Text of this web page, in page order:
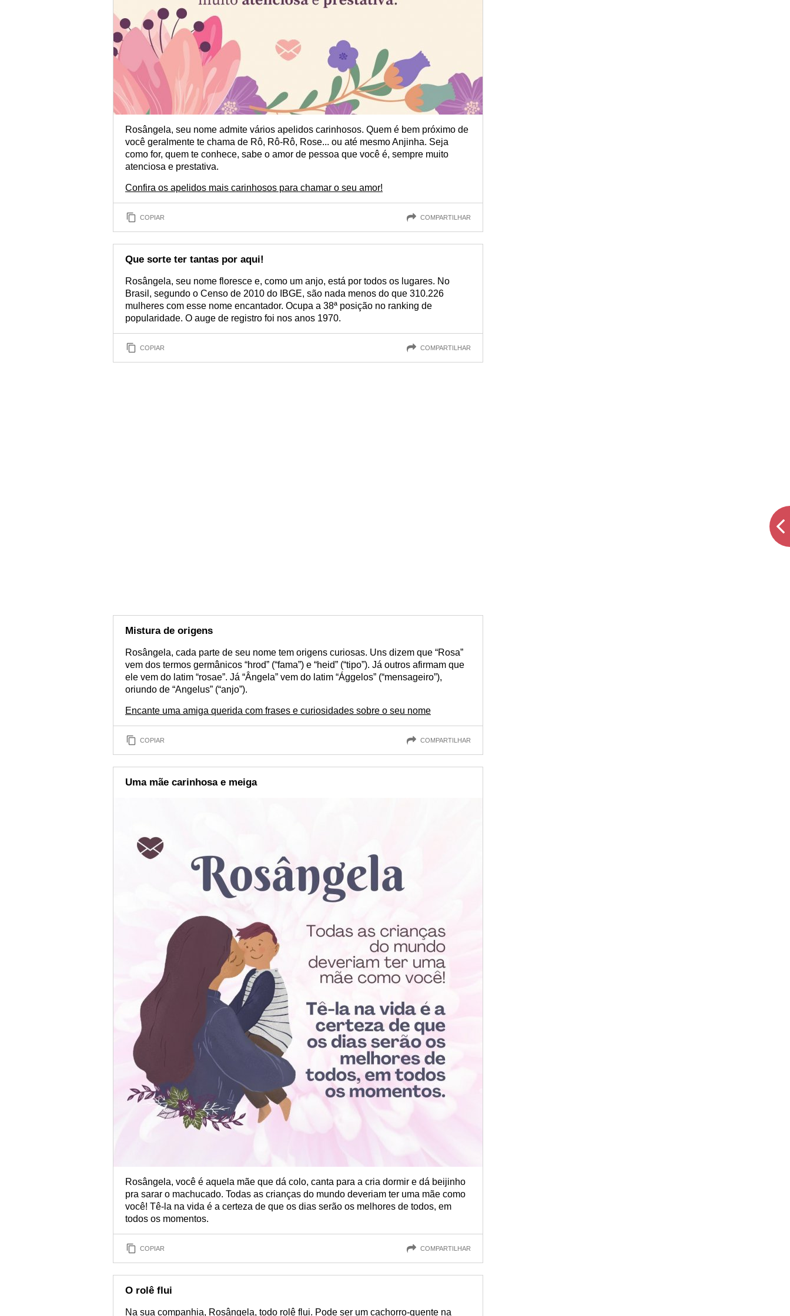
Rosângela, seu nome admite vários apelidos carinhosos. Quem é bem próximo de
você geralmente te chama de Rô, Rô-Rô, Rose... ou até mesmo Anjinha. Seja
como for, quem te conhece, sabe o amor de pessoa que você é, sempre muito
atenciosa e prestativa.
Confira os apelidos mais carinhosos para chamar o seu amor!
COPIAR COMPARTILHAR
Que sorte ter tantas por aqui!
Rosângela, seu nome floresce e, como um anjo, está por todos os lugares. No
Brasil, segundo o Censo de 2010 do IBGE, são nada menos do que 310.226
mulheres com esse nome encantador. Ocupa a 38ª posição no ranking de
popularidade. O auge de registro foi nos anos 1970.
COPIAR COMPARTILHAR
Mistura de origens
Rosângela, cada parte de seu nome tem origens curiosas. Uns dizem que “Rosa”
vem dos termos germânicos “hrod” (“fama”) e “heid” (“tipo”). Já outros afirmam que
ele vem do latim “rosae”. Já “Ângela” vem do latim “Ággelos” (“mensageiro”),
oriundo de “Angelus” (“anjo”).
Encante uma amiga querida com frases e curiosidades sobre o seu nome
COPIAR COMPARTILHAR
Uma mãe carinhosa e meiga
Rosângela, você é aquela mãe que dá colo, canta para a cria dormir e dá beijinho
pra sarar o machucado. Todas as crianças do mundo deveriam ter uma mãe como
você! Tê-la na vida é a certeza de que os dias serão os melhores de todos, em
todos os momentos.
COPIAR COMPARTILHAR
O rolê flui
Na sua companhia, Rosângela, todo rolê flui. Pode ser um cachorro-quente na